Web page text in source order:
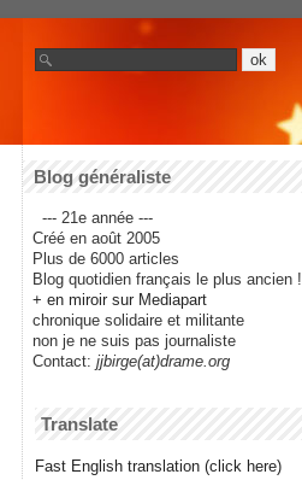
Blog généraliste
--- 21e année ---
Créé en août 2005
Plus de 6000 articles
Blog quotidien français le plus ancien !
+ en miroir sur Mediapart
chronique solidaire et militante
non je ne suis pas journaliste
Contact: jjbirge(at)drame.org
Translate
Fast English translation (click here)